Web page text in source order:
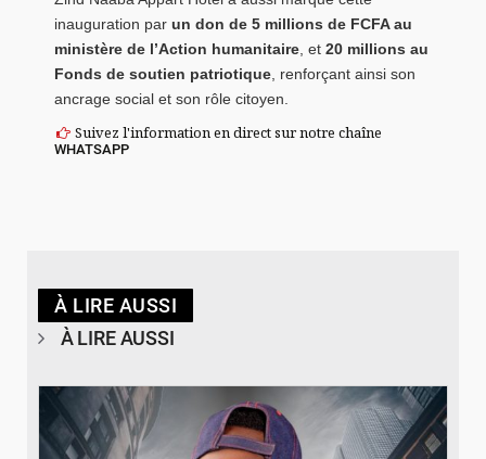
inauguration par un don de 5 millions de FCFA au
ministère de l’Action humanitaire , et 20 millions au
Fonds de soutien patriotique , renforçant ainsi son
ancrage social et son rôle citoyen.
Suivez l'information en direct sur notre chaîne
WHATSAPP
À LIRE AUSSI
À LIRE AUSSI